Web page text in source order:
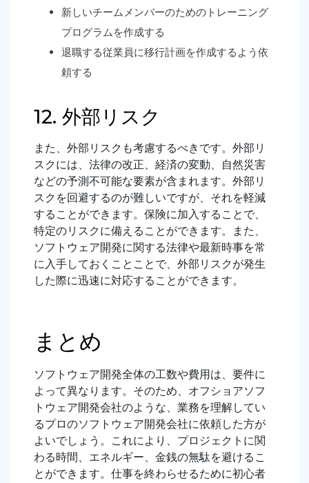
新しいチームメンバーのためのトレーニング
プログラムを作成する
退職する従業員に移行計画を作成するよう依
頼する
12. 外部リスク
また、外部リスクも考慮するべきです。外部リ
スクには、法律の改正、経済の変動、自然災害
などの予測不可能な要素が含まれます。外部リ
スクを回避するのが難しいですが、それを軽減
することができます。保険に加入することで、
特定のリスクに備えることができます。また、
ソフトウェア開発に関する法律や最新時事を常
に入手しておくことことで、外部リスクが発生
した際に迅速に対応することができます。
まとめ
ソフトウェア開発全体の工数や費用は、要件に
よって異なります。そのため、オフショアソフ
トウェア開発会社のような、業務を理解してい
るプロのソフトウェア開発会社に依頼した方が
よいでしょう。これにより、プロジェクトに関
わる時間、エネルギー、金銭の無駄を避けるこ
とができます。仕事を終わらせるために初心者